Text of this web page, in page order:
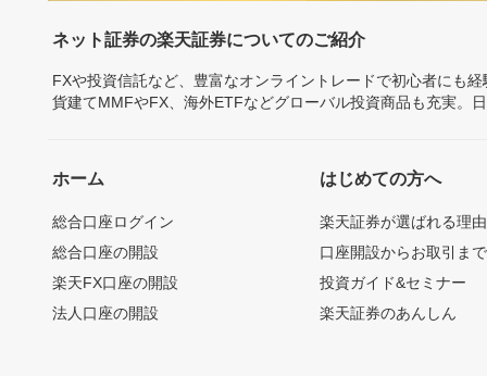
ネット証券の楽天証券についてのご紹介
FXや投資信託など、豊富なオンライントレードで初心者にも
貨建てMMFやFX、海外ETFなどグローバル投資商品も充実。
ホーム
総合口座ログイン
総合口座の開設
楽天FX口座の開設
法人口座の開設
はじめての方へ
楽天証券が選ばれる理由
口座開設からお取引ま
投資ガイド&セミナー
楽天証券のあんしん